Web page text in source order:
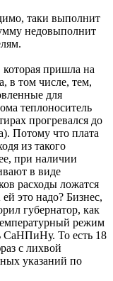
таки выполнит
недовыполнит
пришла на
в том числе, тем,
для
теплоноситель
прогревался до
Потому что плата
из такого
при наличии
в виде
расходы ложатся
это надо? Бизнес,
губернатор, как
режим
СаНПиНу. То есть 18
с лихвой
указаний по